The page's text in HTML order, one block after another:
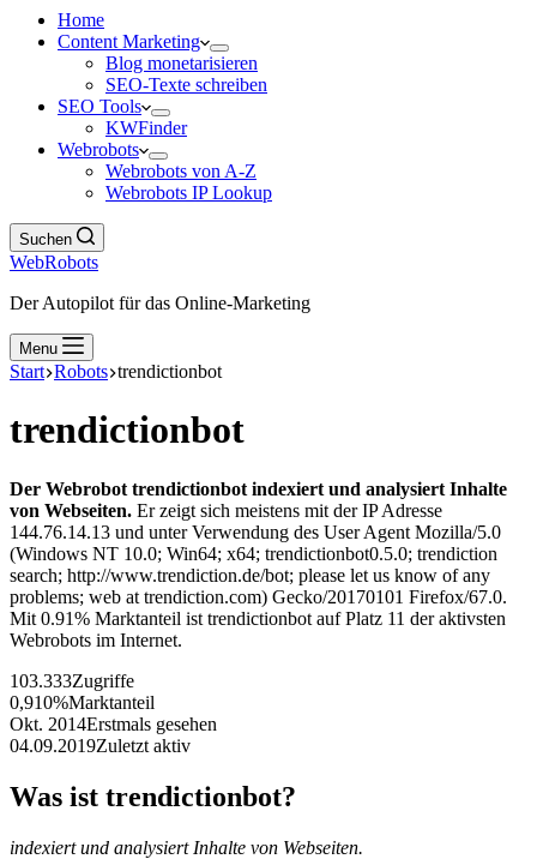
Home
Content Marketing
Blog monetarisieren
SEO-Texte schreiben
SEO Tools
KWFinder
Webrobots
Webrobots von A-Z
Webrobots IP Lookup
Suchen
WebRobots
Der Autopilot für das Online-Marketing
Menu
Start Robots trendictionbot
trendictionbot
Der Webrobot trendictionbot indexiert und analysiert Inhalte
von Webseiten. Er zeigt sich meistens mit der IP Adresse
144.76.14.13 und unter Verwendung des User Agent Mozilla/5.0
(Windows NT 10.0; Win64; x64; trendictionbot0.5.0; trendiction
search; http://www.trendiction.de/bot; please let us know of any
problems; web at trendiction.com) Gecko/20170101 Firefox/67.0.
Mit 0.91% Marktanteil ist trendictionbot auf Platz 11 der aktivsten
Webrobots im Internet.
103.333Zugriffe
0,910%Marktanteil
Okt. 2014Erstmals gesehen
04.09.2019Zuletzt aktiv
Was ist trendictionbot?
indexiert und analysiert Inhalte von Webseiten.